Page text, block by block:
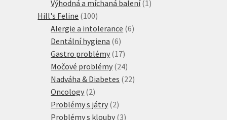
produkty
Výhodná a míchaná balení 1 1
Hill's Feline 100100
produktů
Alergie a intolerance 66
Dentální hygiena 66
produktů
Gastro problémy 1717
produktů
Močové problémy 2424
produktů
Nadváha & Diabetes 2222
Oncology 22
produkty
Problémy s játry 22
produkty
Problémy s klouby 33